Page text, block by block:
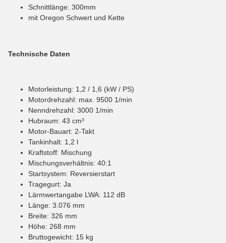
Schnittlänge: 300mm
mit Oregon Schwert und Kette
Technische Daten
Motorleistung: 1,2 / 1,6 (kW / PS)
Motordrehzahl: max. 9500 1/min
Nenndrehzahl: 3000 1/min
Hubraum: 43 cm³
Motor-Bauart: 2-Takt
Tankinhalt: 1,2 l
Kraftstoff: Mischung
Mischungsverhältnis: 40:1
Startsystem: Reversierstart
Tragegurt: Ja
Lärmwertangabe LWA: 112 dB
Länge: 3.076 mm
Breite: 326 mm
Höhe: 268 mm
Bruttogewicht: 15 kg